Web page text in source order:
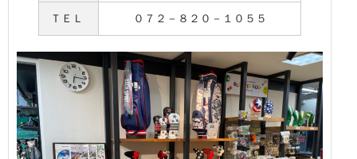
ＴＥＬ ０７２－８２０－１０５５